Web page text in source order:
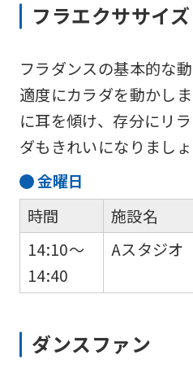
フラエクササイズ
フラダンスの基本的な
適度にカラダを動かし
に耳を傾け、存分にリ
ダもきれいになりましょ
金曜日
時間
14:10～
14:40
施設名
Aスタジオ
ダンスファン